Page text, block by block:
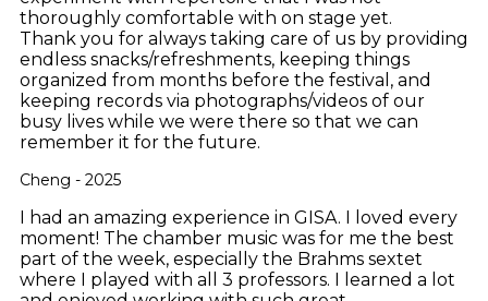
thoroughly comfortable with on stage yet.
Thank you for always taking care of us by providing
endless snacks/refreshments, keeping things
organized from months before the festival, and
keeping records via photographs/videos of our
busy lives while we were there so that we can
remember it for the future.
Cheng - 2025
I had an amazing experience in GISA. I loved every
moment! The chamber music was for me the best
part of the week, especially the Brahms sextet
where I played with all 3 professors. I learned a lot